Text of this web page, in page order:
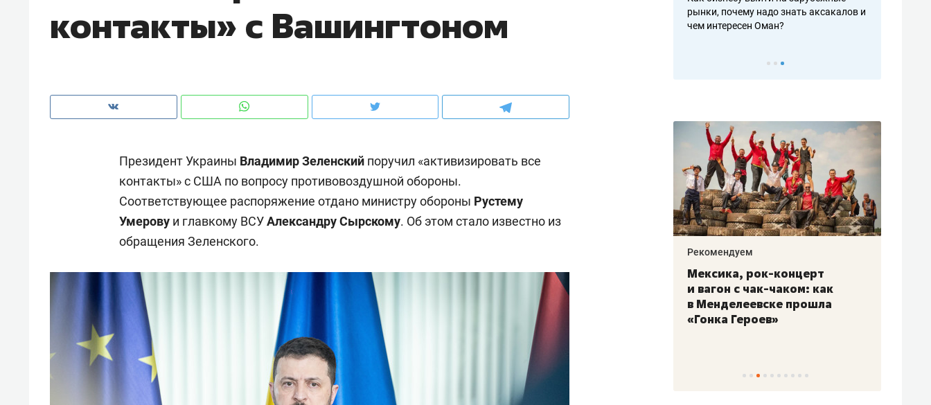
контакты» с Вашингтоном
Президент Украины Владимир Зеленский поручил «активизировать все
контакты» с США по вопросу противовоздушной обороны.
Соответствующее распоряжение отдано министру обороны Рустему
Умерову и главкому ВСУАлександру Сырскому. Об этом стало известно из
обращения Зеленского.
рынки, почему надо знать аксакалов и
чем интересен Оман?
клиентах и чудных запросах мастеров
рынки, почему надо знать аксакалов и
чем интересен Оман?
Как ГК «МИР ГРУПП» и ВТБ
создают оазис жилого
комфорта под Казанью
150 камер до квартиры и Face
ID вместо ключа: какой будет
безопасность в ЖК «Нова»
Опыт выживания в дикой
природе, работа
с ментальным и физическим
состоянием как основа
антихрупких команд
Рекомендуем
Мексика, рок-концерт
и вагон с чак-чаком: как
в Менделеевске прошла
«Гонка Героев»